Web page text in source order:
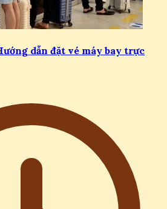
dẫn đặt vé máy bay trực